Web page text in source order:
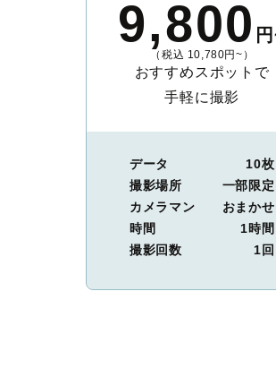
9,800
（税込 10,780円~）
おすすめスポットで
手軽に撮影
データ
10枚
撮影場所
一部限定
カメラマン
おまかせ
時間
1時間
撮影回数
1回